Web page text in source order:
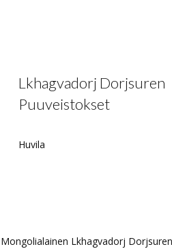
Lkhagvadorj Dorjsuren
Puuveistokset
Huvila
Mongolialainen Lkhagvadorj